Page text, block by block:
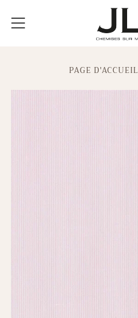
Menu
PAGE D'ACCUEIL